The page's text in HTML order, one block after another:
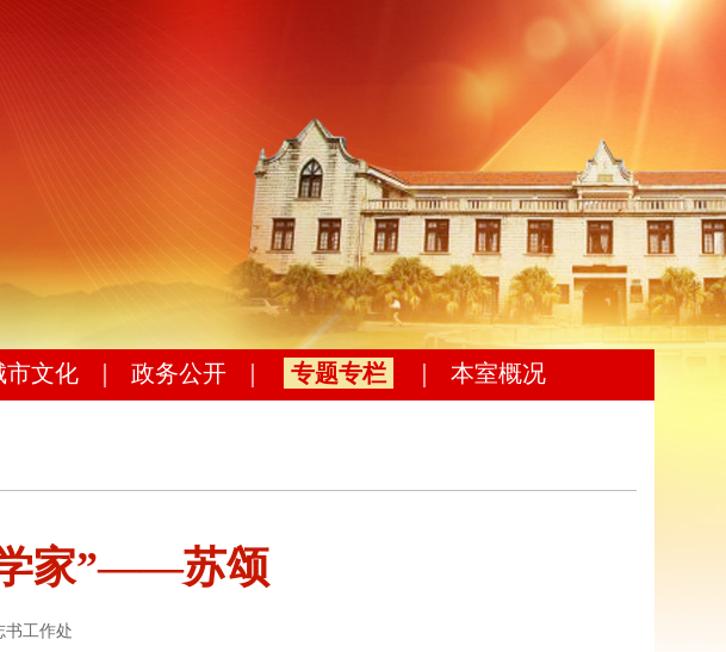
市文化 政务公开 专题专栏 本室概况
学家”——苏颂
书工作处